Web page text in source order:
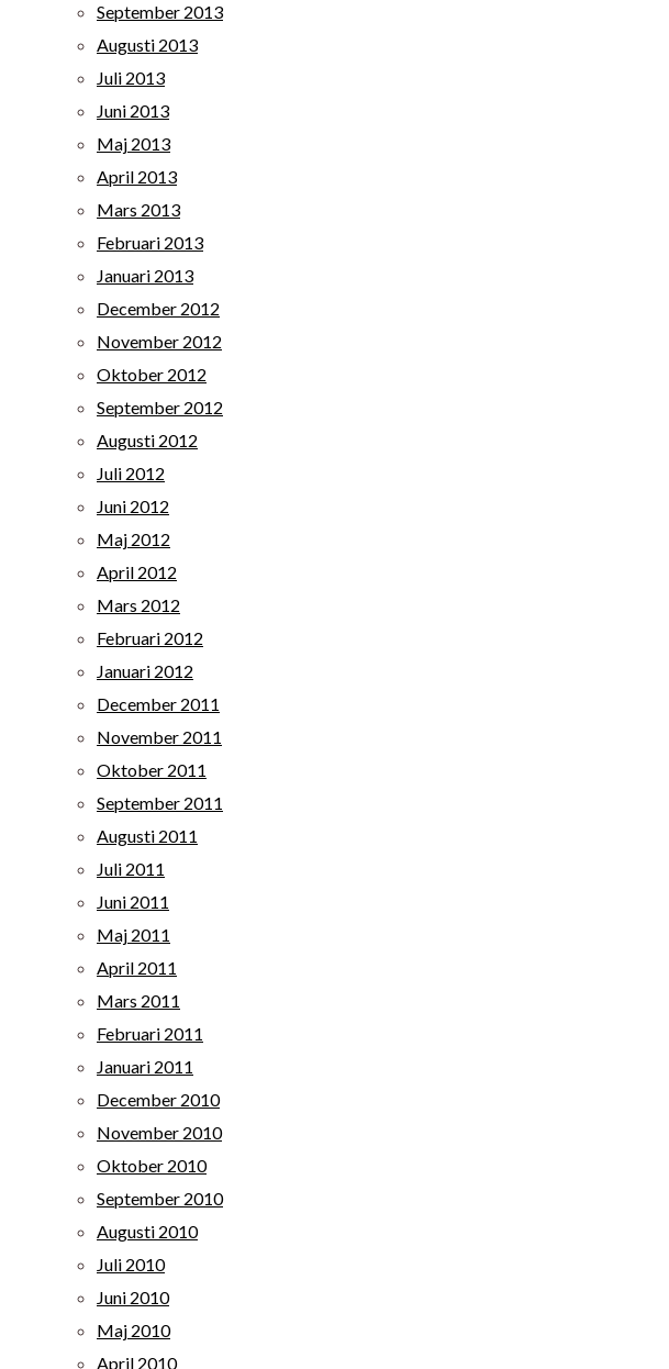
September 2013
Augusti 2013
Juli 2013
Juni 2013
Maj 2013
April 2013
Mars 2013
Februari 2013
Januari 2013
December 2012
November 2012
Oktober 2012
September 2012
Augusti 2012
Juli 2012
Juni 2012
Maj 2012
April 2012
Mars 2012
Februari 2012
Januari 2012
December 2011
November 2011
Oktober 2011
September 2011
Augusti 2011
Juli 2011
Juni 2011
Maj 2011
April 2011
Mars 2011
Februari 2011
Januari 2011
December 2010
November 2010
Oktober 2010
September 2010
Augusti 2010
Juli 2010
Juni 2010
Maj 2010
April 2010